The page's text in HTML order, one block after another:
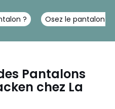
? Osez le pantalon
Pantalons
chez La